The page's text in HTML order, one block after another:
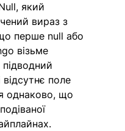
який
вираз з
перше null або
візьме
поле
однаково, що